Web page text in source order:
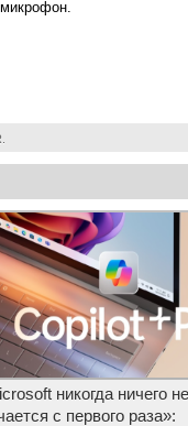
никогда ничего не
с первого раза»: